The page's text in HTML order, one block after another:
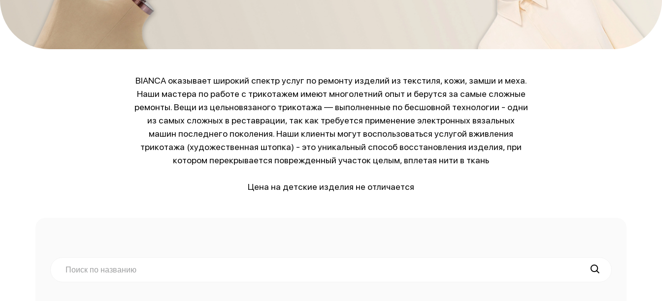
BIANCA оказывает широкий спектр услуг по ремонту изделий из текстиля, кожи, замши и меха.
Наши мастера по работе с трикотажем имеют многолетний опыт и берутся за самые сложные
ремонты. Вещи из цельновязаного трикотажа — выполненные по бесшовной технологии - одни
из самых сложных в реставрации, так как требуется применение электронных вязальных
машин последнего поколения. Наши клиенты могут воспользоваться услугой вживления
трикотажа (художественная штопка) - это уникальный способ восстановления изделия, при
котором перекрывается поврежденный участок целым, вплетая нити в ткань
Цена на детские изделия не отличается